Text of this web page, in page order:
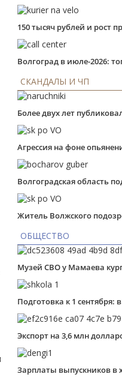
150 тысяч рублей и рост
Волгоград в июле‑2026:
СКАНДАЛЫ И ЧП
Более двух лет
Агрессия на фоне
Волгоградская область
Житель Волжского
ОБЩЕСТВО
Музей СВО у Мамаева
Подготовка к 1
Экспорт на 3,6 млн
Зарплаты выпускников в